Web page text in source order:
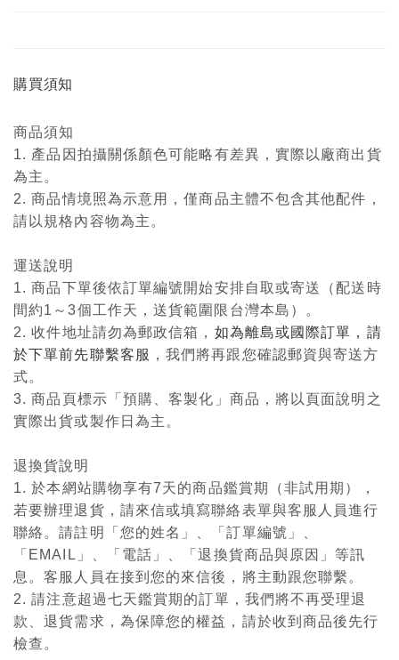
購買須知
商品須知
1. 產品因拍攝關係顏色可能略有差異，實際以廠商出貨
為主。
2. 商品情境照為示意用，僅商品主體不包含其他配件，
請以規格內容物為主。
運送說明
1. 商品下單後依訂單編號開始安排自取或寄送（配送時
間約1～3個工作天，送貨範圍限台灣本島）。
2. 收件地址請勿為郵政信箱， 如為離島或國際訂單，請
於下單前先聯繫客服 ，我們將再跟您確認郵資與寄送方
式。
3. 商品頁標示「預購、客製化」商品，將以頁面說明之
實際出貨或製作日為主。
退換貨說明
1. 於本網站購物享有7天的商品鑑賞期（非試用期），
若要辦理退貨，請來信或填寫聯絡表單與客服人員進行
聯絡。請註明「您的姓名」、「訂單編號」、
「EMAIL」、「電話」、「退換貨商品與原因」等訊
息。客服人員在接到您的來信後，將主動跟您聯繫。
2. 請注意超過七天鑑賞期的訂單，我們將不再受理退
款、退貨需求，為保障您的權益，請於收到商品後先行
檢查。